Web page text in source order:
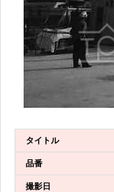
タイトル
品番
撮影日